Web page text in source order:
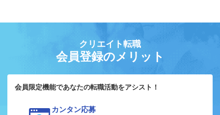
クリエイト転職
会員登録のメリット
会員限定機能であなたの転職活動をアシスト！
カンタン応募